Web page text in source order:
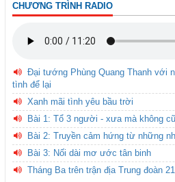
CHƯƠNG TRÌNH RADIO
Đại tướng Phùng Quang Thanh với
tình để lại
Xanh mãi tình yêu bầu trời
Bài 1: Tổ 3 người - xưa mà không cũ
Bài 2: Truyền cảm hứng từ những
Bài 3: Nối dài mơ ước tân binh
Tháng Ba trên trận địa Trung đoàn